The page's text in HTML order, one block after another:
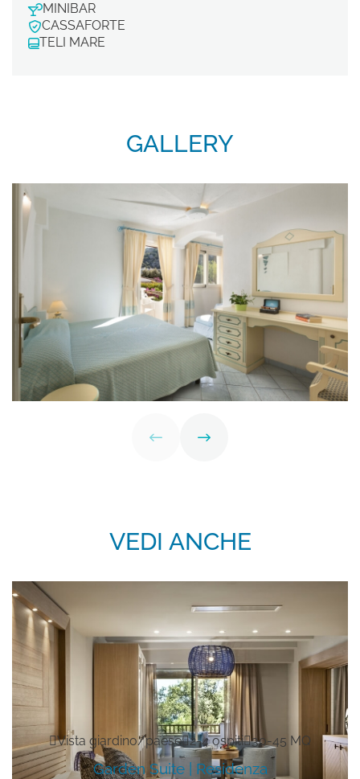
Grand Relais dei Nuraghi
Residence I Cormorani Alti
BAJA LIVING APARTMENT
TORNA ALLA HOMEPAGE DEL GRUPPO
SEGUICI SUI SOCIAL
MINIBAR
CASSAFORTE
TELI MARE
GALLERY
VEDI ANCHE
Vista giardino/paese 2-4 ospiti 30-45 MQ
Garden Suite | Residenza